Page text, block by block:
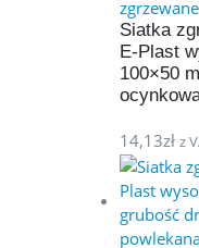
zgrzewane
Siatka
E-Plast
100×50
14,13zł z